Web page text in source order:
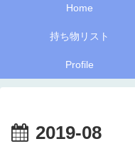
Home
持ち物リスト
Profile
2019-08